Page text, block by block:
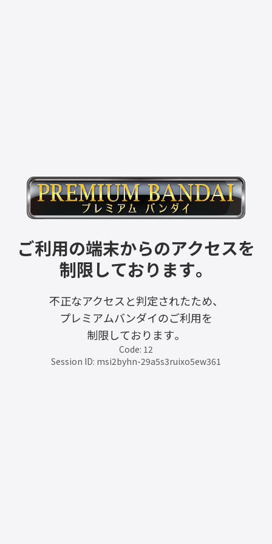
ご利用の端末からのアクセスを
制限しております。
不正なアクセスと判定されたため、
プレミアムバンダイのご利用を
制限しております。
Code: 12
Session ID: msi2byhn-29a5s3ruixo5ew361